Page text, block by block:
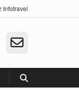
Infotravel